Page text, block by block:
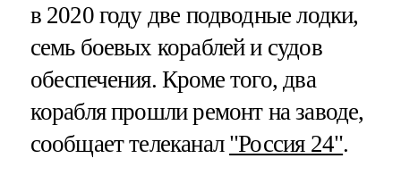
в 2020 году две подводные лодки,
семь боевых кораблей и судов
обеспечения. Кроме того, два
корабля прошли ремонт на заводе,
сообщает телеканал "Россия 24".